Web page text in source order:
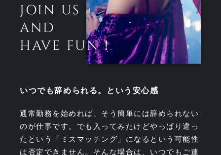
いつでも辞められる。という安心感
通常勤務を始めれば、そう簡単には辞められない
のが仕事です。でも入ってみたけどやっぱり違っ
たという「ミスマッチング」になるという可能性
は否定できません。そんな場合は、いつでもご連
JOIN US
AND
HAVE FUN！